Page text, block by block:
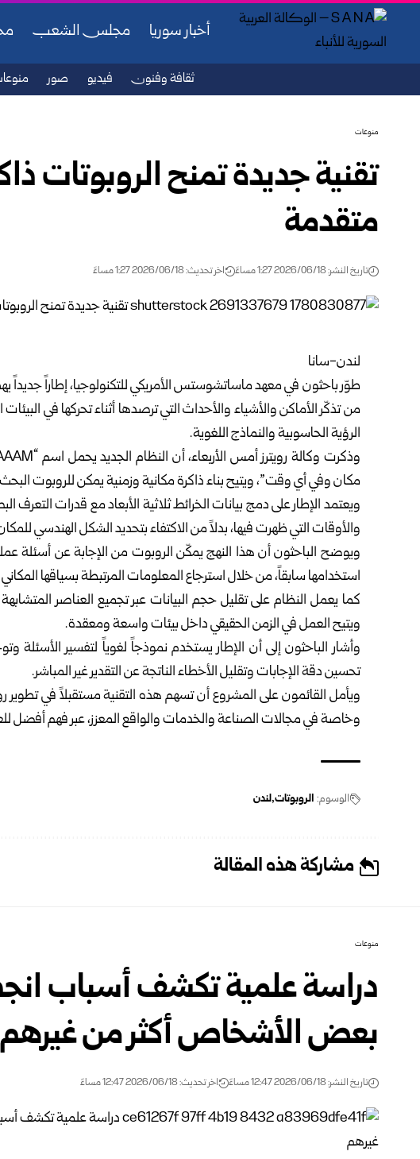
أخبار سوريا مجلس الشعب
ثقافة وفنون فيديو صور
منوعات
تقنية جديدة تمنح الروبوتات
متقدمة
تاريخ النشر: 2026/06/18 1:27 مساءً اخر تحديث: 2026/06/18 1:27 مساءً
لندن-سانا
طوّر باحثون في معهد ماساتشوستس الأمريكي للتكنولوجيا، إطاراً جديداً
من تذكّر الأماكن والأشياء والأحداث التي ترصدها أثناء تحركها في البيئات
الرؤية الحاسوبية والنماذج اللغوية.
مكان وفي أي وقت”، ويتيح بناء ذاكرة مكانية وزمنية يمكن للروبوت البحث
ويعتمد الإطار على دمج بيانات الخرائط ثلاثية الأبعاد مع قدرات
والأوقات التي ظهرت فيها، بدلاً من الاكتفاء بتحديد الشكل الهندسي
ويوضح الباحثون أن هذا النهج يمكّن الروبوت من الإجابة عن أسئلة
استخدامها سابقاً، من خلال استرجاع المعلومات المرتبطة بسياقها
كما يعمل النظام على تقليل حجم البيانات عبر تجميع العناصر
ويتيح العمل في الزمن الحقيقي داخل بيئات واسعة ومعقدة.
وأشار الباحثون إلى أن الإطار يستخدم نموذجاً لغوياً لتفسير الأسئلة
تحسين دقة الإجابات وتقليل الأخطاء الناتجة عن التقدير غير المباشر.
ويأمل القائمون على المشروع أن تسهم هذه التقنية مستقبلاً في تطوير
وخاصة في مجالات الصناعة والخدمات والواقع المعزز، عبر فهم أفضل
الوسوم: الروبوتات لندن
مشاركة هذه المقالة
منوعات
دراسة علمية تكشف أسباب
بعض الأشخاص أكثر من غيرهم
تاريخ النشر: 2026/06/18 12:47 مساءً اخر تحديث: 2026/06/18 12:47 مساءً